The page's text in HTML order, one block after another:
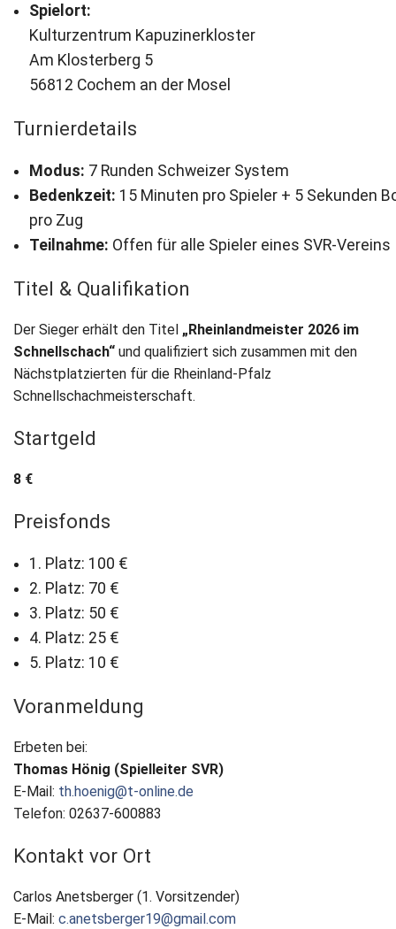
Newsletter
Kontakt
Spielort:
Kulturzentrum Kapuzinerkloster
Am Klosterberg 5
56812 Cochem an der Mosel
Turnierdetails
Modus: 7 Runden Schweizer System
Bedenkzeit: 15 Minuten pro Spieler + 5 Sekunden
pro Zug
Teilnahme: Offen für alle Spieler eines SVR-Vereins
Titel & Qualifikation
Der Sieger erhält den Titel „Rheinlandmeister 2026 im
Schnellschach“ und qualifiziert sich zusammen mit den
Nächstplatzierten für die Rheinland-Pfalz
Schnellschachmeisterschaft.
Startgeld
8 €
Preisfonds
1. Platz: 100 €
2. Platz: 70 €
3. Platz: 50 €
4. Platz: 25 €
5. Platz: 10 €
Voranmeldung
Erbeten bei:
Thomas Hönig (Spielleiter SVR)
E-Mail: th.hoenig@t-online.de
Telefon: 02637-600883
Kontakt vor Ort
Carlos Anetsberger (1. Vorsitzender)
E-Mail: c.anetsberger19@gmail.com